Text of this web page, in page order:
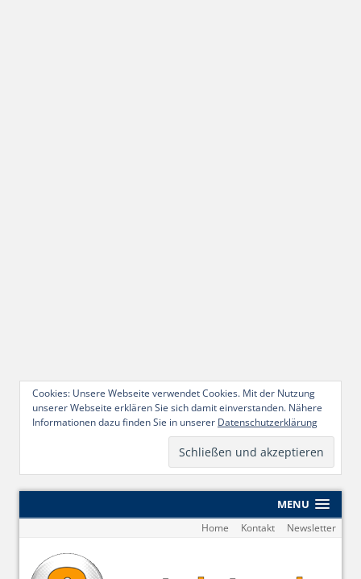
Cookies: Unsere Webseite verwendet Cookies. Mit der Nutzung
unserer Webseite erklären Sie sich damit einverstanden. Nähere
Informationen dazu finden Sie in unserer Datenschutzerklärung
MENU
Home Kontakt Newsletter